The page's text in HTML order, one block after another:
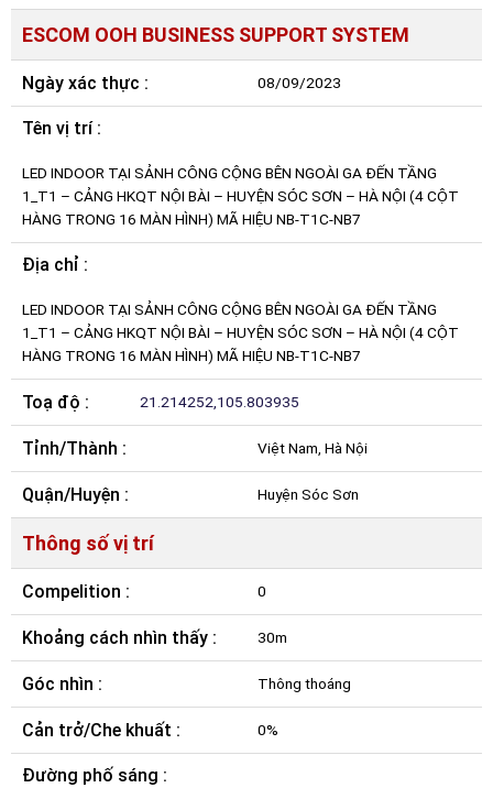
ESCOM OOH BUSINESS SUPPORT SYSTEM
Ngày xác thực : 08/09/2023
Tên vị trí :
LED INDOOR TẠI SẢNH CÔNG CỘNG BÊN NGOÀI GA ĐẾN TẦNG
1_T1 – CẢNG HKQT NỘI BÀI – HUYỆN SÓC SƠN – HÀ NỘI (4 CỘT
HÀNG TRONG 16 MÀN HÌNH) MÃ HIỆU NB-T1C-NB7
Địa chỉ :
LED INDOOR TẠI SẢNH CÔNG CỘNG BÊN NGOÀI GA ĐẾN TẦNG
1_T1 – CẢNG HKQT NỘI BÀI – HUYỆN SÓC SƠN – HÀ NỘI (4 CỘT
HÀNG TRONG 16 MÀN HÌNH) MÃ HIỆU NB-T1C-NB7
Toạ độ : 21.214252,105.803935
Tỉnh/Thành : Việt Nam, Hà Nội
Quận/Huyện : Huyện Sóc Sơn
Thông số vị trí
Compelition : 0
Khoảng cách nhìn thấy : 30m
Góc nhìn : Thông thoáng
Cản trở/Che khuất : 0%
Đường phố sáng :